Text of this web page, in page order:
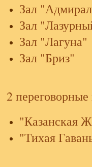
Зал
Зал
Зал "Лагуна"
Зал "Бриз"
2
"Казанская
"Тихая